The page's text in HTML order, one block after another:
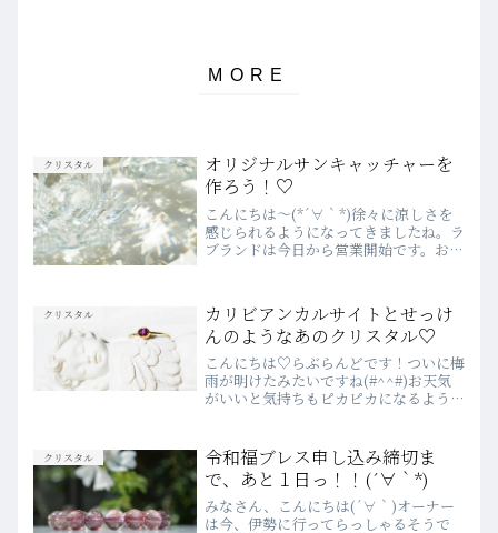
クリスタル
オリジナルサンキャッチャーを
作ろう！♡
こんにちは～(*´∀｀*)徐々に涼しさを
感じられるようになってきましたね。ラ
ブランドは今日から営業開始です。お休
もりやる気満々のスタッフ一同です♪さ
て、今日は手作りサン...
クリスタル
カリビアンカルサイトとせっけ
んのようなあのクリスタル♡
こんにちは♡らぶらんどです！ついに梅
雨が明けたみたいですね(#^^#)お天気
がいいと気持ちもピカピカになるような
介させて頂きます。 トップの部分はや
や透き通っており、美...
クリスタル
令和福ブレス申し込み締切ま
で、あと１日っ！！(´∀｀*)
みなさん、こんにちは(´∀｀)オーナー
は今、伊勢に行ってらっしゃるそうで